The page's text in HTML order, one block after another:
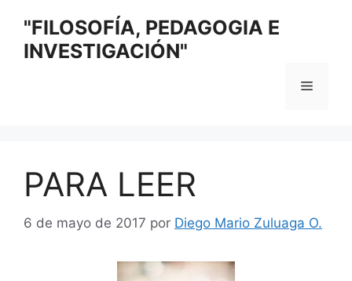
contenido
"FILOSOFÍA, PEDAGOGIA E
INVESTIGACIÓN"
Menú
PARA LEER
6 de mayo de 2017 por Diego Mario Zuluaga O.